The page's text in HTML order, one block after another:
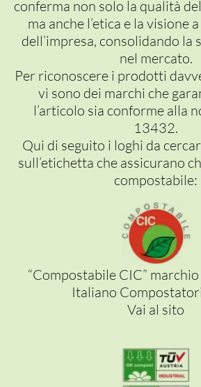
conferma non solo la qualità
ma anche l’etica e la visione
dell’impresa, consolidando la
nel mercato.
Per riconoscere i prodotti
vi sono dei marchi che
l’articolo sia conforme alla
13432.
Qui di seguito i loghi da
sull’etichetta che assicurano
compostabile:
“Compostabile CIC”
Italiano
Vai al sito